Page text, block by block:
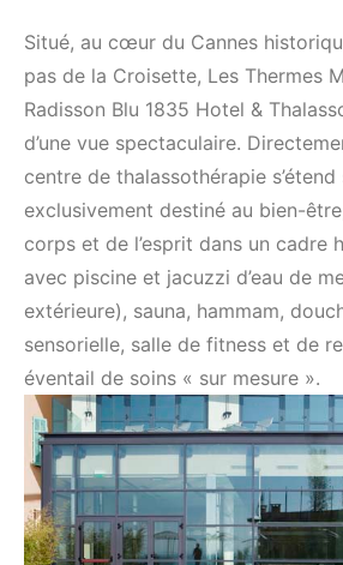
Situé, au cœur du Cannes
pas de la Croisette, Les Thermes
Radisson Blu 1835 Hotel &
d’une vue spectaculaire.
centre de thalassothérapie
exclusivement destiné au bien-
corps et de l’esprit dans un cadre
avec piscine et jacuzzi d’eau de
extérieure), sauna, hammam,
sensorielle, salle de fitness et de
éventail de soins « sur mesure ».